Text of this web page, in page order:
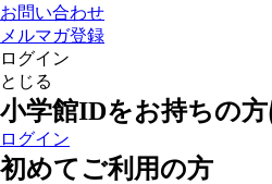
お問い合わせ
メルマガ登録
ログイン
とじる
小学館IDをお持ちの
ログイン
初めてご利用の方